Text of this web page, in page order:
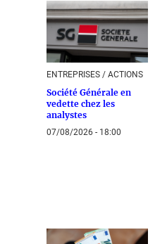
ENTREPRISES / ACTIONS
Société Générale en
vedette chez les
analystes
07/08/2026 - 18:00